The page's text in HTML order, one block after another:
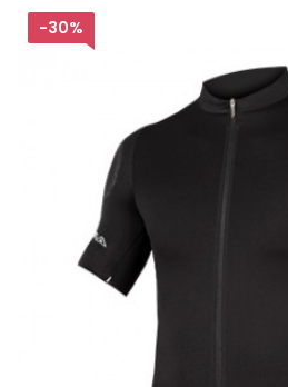
-30%